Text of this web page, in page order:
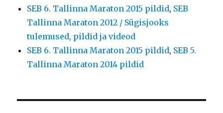
SEB 6. Tallinna Maraton 2015 pildid, SEB
Tallinna Maraton 2012 / Sügisjooks
tulemused, pildid ja videod
SEB 6. Tallinna Maraton 2015 pildid, SEB 5.
Tallinna Maraton 2014 pildid